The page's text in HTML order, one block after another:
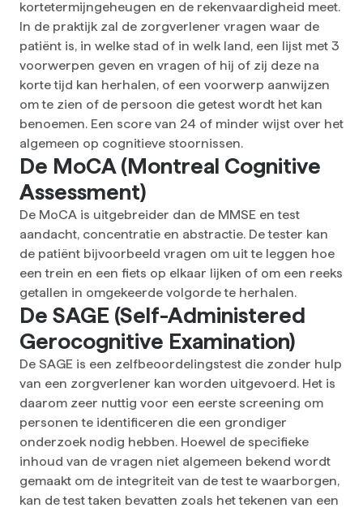
kortetermijngeheugen en de rekenvaardigheid meet.
In de praktijk zal de zorgverlener vragen waar de
patiënt is, in welke stad of in welk land, een lijst met 3
voorwerpen geven en vragen of hij of zij deze na
korte tijd kan herhalen, of een voorwerp aanwijzen
om te zien of de persoon die getest wordt het kan
benoemen. Een score van 24 of minder wijst over het
algemeen op cognitieve stoornissen.
De MoCA (Montreal Cognitive
Assessment)
De MoCA is uitgebreider dan de MMSE en test
aandacht, concentratie en abstractie. De tester kan
de patiënt bijvoorbeeld vragen om uit te leggen hoe
een trein en een fiets op elkaar lijken of om een reeks
getallen in omgekeerde volgorde te herhalen.
De SAGE (Self-Administered
Gerocognitive Examination)
De SAGE is een zelfbeoordelingstest die zonder hulp
van een zorgverlener kan worden uitgevoerd. Het is
daarom zeer nuttig voor een eerste screening om
personen te identificeren die een grondiger
onderzoek nodig hebben. Hoewel de specifieke
inhoud van de vragen niet algemeen bekend wordt
gemaakt om de integriteit van de test te waarborgen,
kan de test taken bevatten zoals het tekenen van een